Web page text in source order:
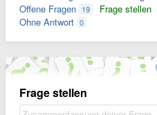
Offene Fragen 19
Ohne Antwort 0
Frage stellen
Frage stellen